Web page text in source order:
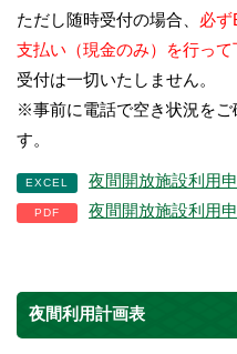
ただし随時受付の場合、 必
支払い（現金のみ）を行って
受付は一切いたしません。
※事前に電話で空き状況をご
す。
夜間開放施設利用
夜間開放施設利用
夜間利用計画表